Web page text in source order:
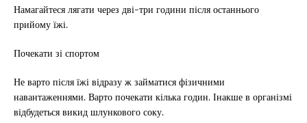
Намагайтеся лягати через дві-три години після останнього
прийому їжі.
Почекати зі спортом
Не варто після їжі відразу ж займатися фізичними
навантаженнями. Варто почекати кілька годин. Інакше в організмі
відбудеться викид шлункового соку.